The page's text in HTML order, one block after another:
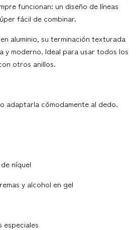
funcionan: un diseño de líneas
fácil de combinar.
aluminio, su terminación texturada
y moderno. Ideal para usar todos los
otros anillos.
adaptarla cómodamente al dedo.
níquel
y alcohol en gel
especiales